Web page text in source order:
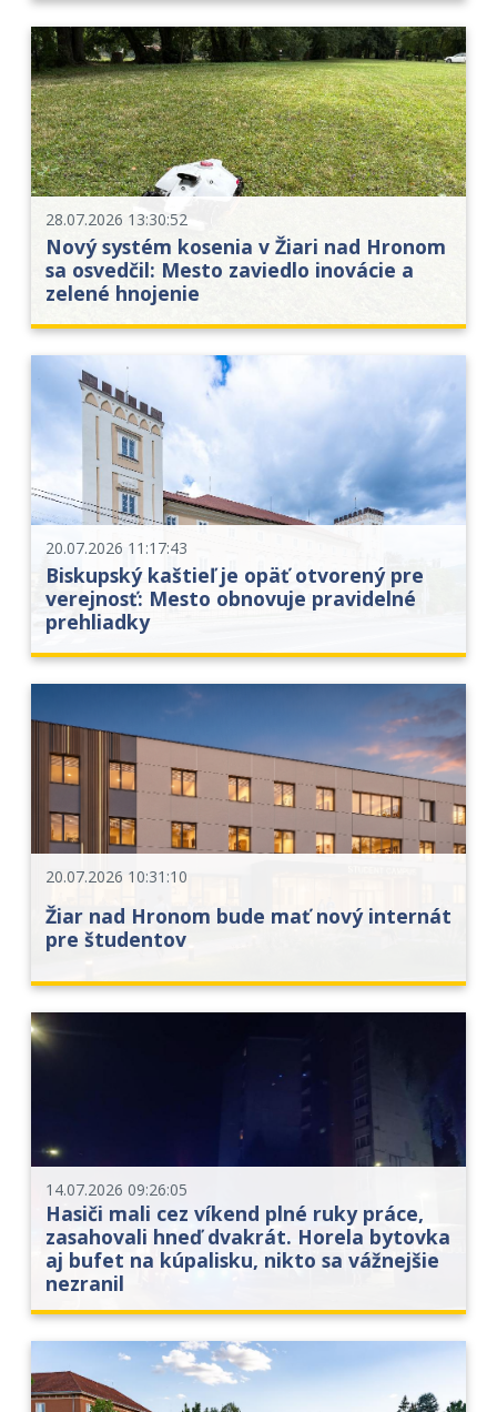
28.07.2026 13:30:52
Nový systém kosenia v Žiari nad Hronom
sa osvedčil: Mesto zaviedlo inovácie a
zelené hnojenie
20.07.2026 11:17:43
Biskupský kaštieľ je opäť otvorený pre
verejnosť: Mesto obnovuje pravidelné
prehliadky
20.07.2026 10:31:10
Žiar nad Hronom bude mať nový internát
pre študentov
14.07.2026 09:26:05
Hasiči mali cez víkend plné ruky práce,
zasahovali hneď dvakrát. Horela bytovka
aj bufet na kúpalisku, nikto sa vážnejšie
nezranil